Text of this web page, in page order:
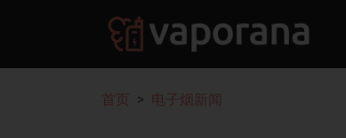
首页 电子烟新闻